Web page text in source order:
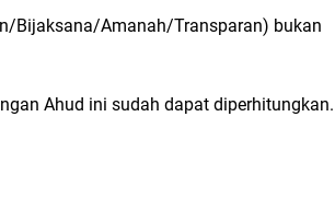
Bijaksana/Amanah/Transparan) bukan
Ahud ini sudah dapat diperhitungkan.